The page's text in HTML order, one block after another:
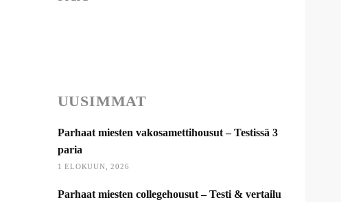
UUSIMMAT
Parhaat miesten vakosamettihousut – Testissä 3
paria
1 ELOKUUN, 2026
Parhaat miesten collegehousut – Testi & vertailu